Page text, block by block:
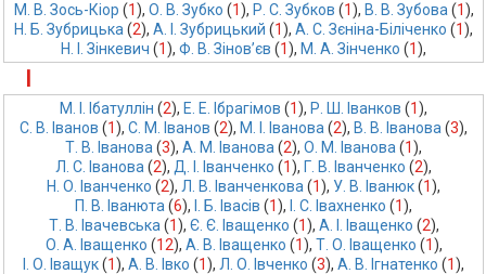
М. В. Зось-Кіор (1), О. В. Зубко (1), Р. С. Зубков (1), В. В. Зубова (1),
Н. Б. Зубрицька (2), А. І. Зубрицький (1), А. С. Зєніна-Біліченко (1),
Н. І. Зінкевич (1), Ф. В. Зінов’єв (1), М. А. Зінченко (1),
І
М. І. Ібатуллін (2), Е. Е. Ібрагімов (1), Р. Ш. Іванков (1),
С. В. Іванов (1), С. М. Іванов (2), М. І. Іванова (2), В. В. Іванова (3),
Т. В. Іванова (3), А. М. Іванова (2), О. М. Іванова (1),
Л. С. Іванова (2), Д. І. Іванченко (1), Г. В. Іванченко (2),
Н. О. Іванченко (2), Л. В. Іванченкова (1), У. В. Іванюк (1),
П. В. Іванюта (6), І. Б. Івасів (1), І. С. Івахненко (1),
Т. В. Івачевська (1), Є. Є. Іващенко (1), А. І. Іващенко (2),
О. А. Іващенко (12), А. В. Іващенко (1), Т. О. Іващенко (1),
І. О. Іващук (1), А. В. Івко (1), Л. О. Івченко (3), А. В. Ігнатенко (1),